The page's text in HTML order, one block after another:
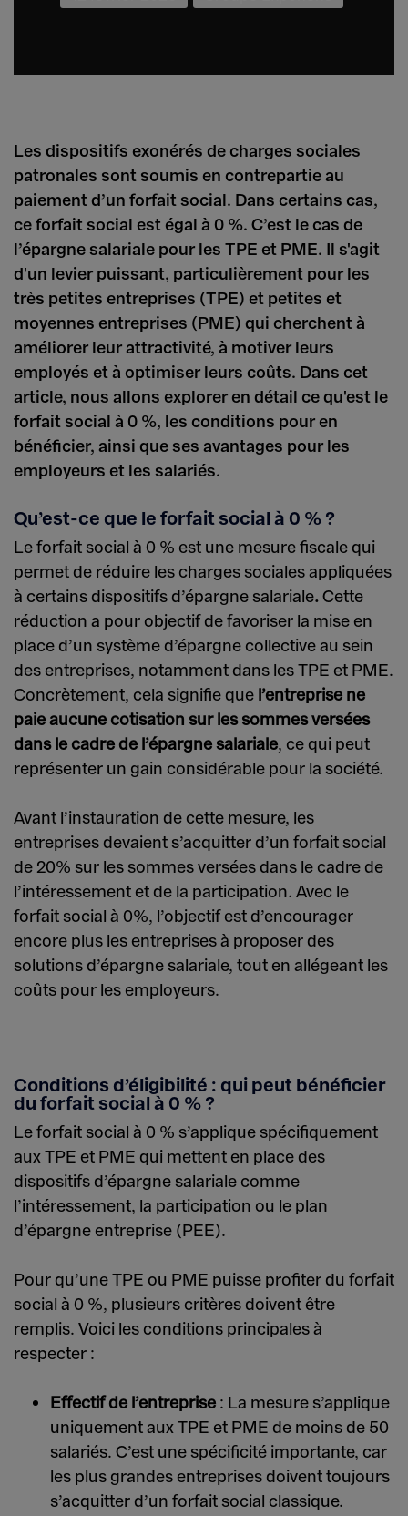
Les dispositifs exonérés de charges sociales
patronales sont soumis en contrepartie au
paiement d’un forfait social. Dans certains cas,
ce forfait social est égal à 0 %. C’est le cas de
l’épargne salariale pour les TPE et PME. Il s'agit
d'un levier puissant, particulièrement pour les
très petites entreprises (TPE) et petites et
moyennes entreprises (PME) qui cherchent à
améliorer leur attractivité, à motiver leurs
employés et à optimiser leurs coûts. Dans cet
article, nous allons explorer en détail ce qu'est le
forfait social à 0 %, les conditions pour en
bénéficier, ainsi que ses avantages pour les
employeurs et les salariés.
Qu’est-ce que le forfait social à 0 % ?
Le forfait social à 0 % est une mesure fiscale qui
permet de réduire les charges sociales appliquées
à certains dispositifs d’épargne salariale.Cette
réduction a pour objectif de favoriser la mise en
place d’un système d’épargne collective au sein
des entreprises, notamment dans les TPE et PME.
Concrètement, cela signifie que l’entreprise ne
paie aucune cotisation sur les sommes versées
dans le cadre de l’épargne salariale, ce qui peut
représenter un gain considérable pour la société.
Avant l’instauration de cette mesure, les
entreprises devaient s’acquitter d’un forfait social
de 20% sur les sommes versées dans le cadre de
l’intéressement et de la participation. Avec le
forfait social à 0%, l’objectif est d’encourager
encore plus les entreprises à proposer des
solutions d’épargne salariale, tout en allégeant les
coûts pour les employeurs.
Conditions d’éligibilité : qui peut bénéficier
du forfait social à 0 % ?
Le forfait social à 0 % s’applique spécifiquement
aux TPE et PME qui mettent en place des
dispositifs d’épargne salariale comme
l’intéressement, la participation ou le plan
d’épargne entreprise (PEE).
Pour qu’une TPE ou PME puisse profiter du forfait
social à 0 %, plusieurs critères doivent être
remplis. Voici les conditions principales à
respecter :
Effectif de l’entreprise : La mesure s’applique
uniquement aux TPE et PME de moins de 50
salariés. C’est une spécificité importante, car
les plus grandes entreprises doivent toujours
s’acquitter d’un forfait social classique.